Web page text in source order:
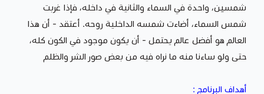
شمسين، واحدة في السماء والثانية في داخله، فإذا غربت
شمس السماء، أضاءت شمسه الداخلية روحه. أعتقد - أن هذا
العالم هو أفضل عالم يحتمل - أن يكون موجود في الكون كله،
حتى ولو ساءنا منه ما نراه فيه من بعض صور الشر والظلم
أهداف البرنامج :